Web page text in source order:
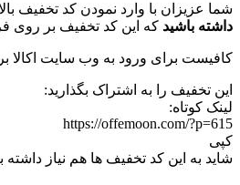
شما عزیزان با وارد نمودن کد تخفیف بالا برای خرید های بالای 120هزار تومانی خود می توانید از تخفیف 20هزار تومانی
داشته باشید که این کد تخفیف بر روی
کافیست برای ورود به وب سایت اکالا
این تخفیف را به اشتراک بگذارید:
لینک کوتاه:
https://offemoon.com/?p=615
کپی
شاید به این کد تخفیف ها هم نیاز داشته